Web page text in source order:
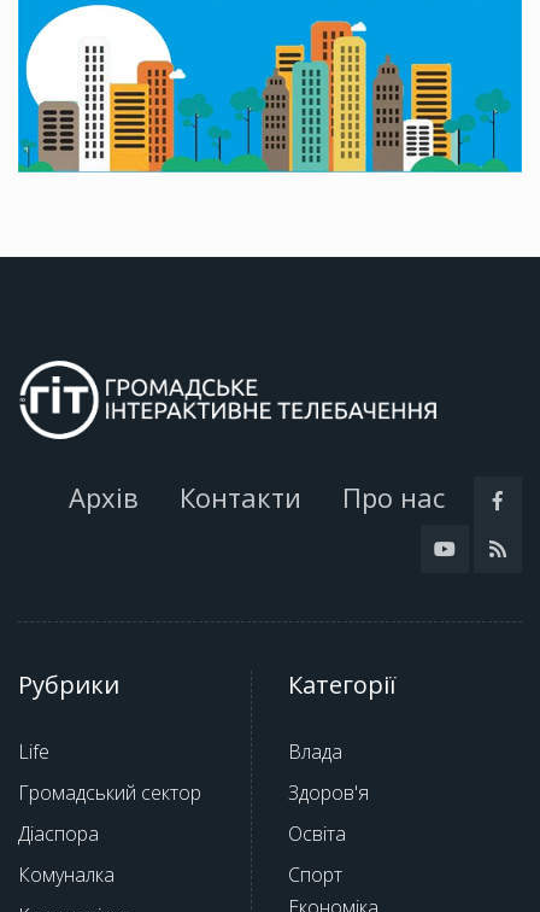
Архів Контакти Про нас
Рубрики
Life
Громадський сектор
Діаспора
Комуналка
Категорії
Влада
Здоров'я
Освіта
Спорт